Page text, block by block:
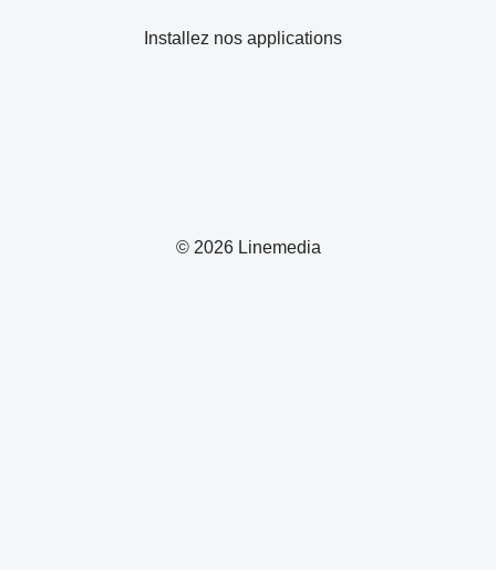
© 2026 Linemedia
Installez nos applications